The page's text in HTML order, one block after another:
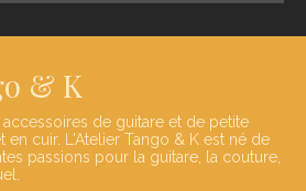
& K
de guitare et de petite
en cuir. L'Atelier Tango & K est né de
passions pour la guitare, la couture,